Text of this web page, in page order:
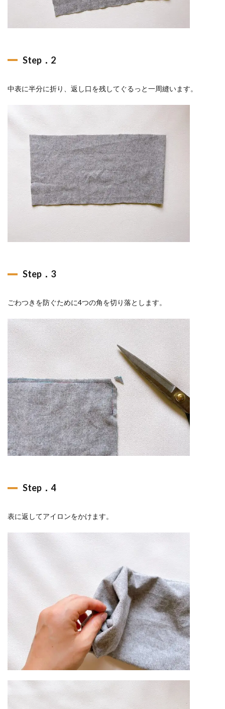
Step．2
中表に半分に折り、返し口を残してぐるっと一周縫います。
Step．3
ごわつきを防ぐために4つの角を切り落とします。
Step．4
表に返してアイロンをかけます。